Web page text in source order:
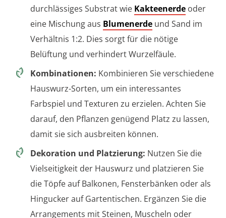
durchlässiges Substrat wie Kakteenerde oder
eine Mischung aus Blumenerde und Sand im
Verhältnis 1:2. Dies sorgt für die nötige
Belüftung und verhindert Wurzelfäule.
Kombinationen: Kombinieren Sie verschiedene
Hauswurz-Sorten, um ein interessantes
Farbspiel und Texturen zu erzielen. Achten Sie
darauf, den Pflanzen genügend Platz zu lassen,
damit sie sich ausbreiten können.
Dekoration und Platzierung: Nutzen Sie die
Vielseitigkeit der Hauswurz und platzieren Sie
die Töpfe auf Balkonen, Fensterbänken oder als
Hingucker auf Gartentischen. Ergänzen Sie die
Arrangements mit Steinen, Muscheln oder